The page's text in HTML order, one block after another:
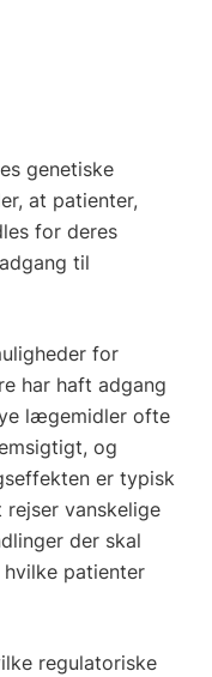
genetiske
at patienter,
for deres
til
for
har haft adgang
lægemidler ofte
og
er typisk
vanskelige
der skal
patienter
regulatoriske